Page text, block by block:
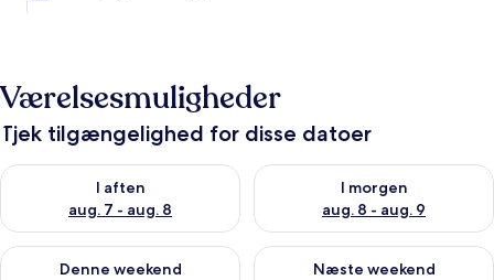
Værelsesmuligheder
Tjek tilgængelighed for disse datoer
I aften
aug. 7 - aug. 8
Tjek tilgængelighed for i aften aug. 7 - aug. 8
I morgen
aug. 8 - aug. 9
Tjek tilgængelighed for i
Denne weekend
Tjek tilgængelighed for denne weekend aug. 7 - aug. 9
Næste weekend
Tjek tilgængelighed for næste